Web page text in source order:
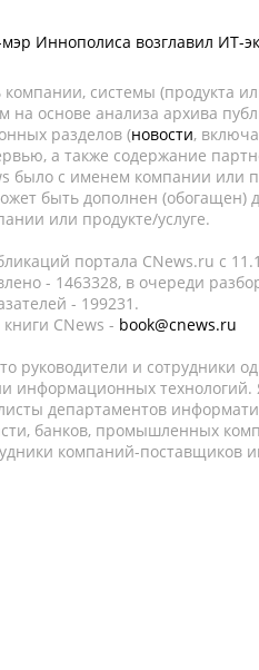
Иннополиса возглавил ИТ-
системы (продукта
на основе анализа архива
разделов (новости,
а также содержание
было с именем компании или
быть дополнен (обогащен)
или продукте/услуге.
портала CNews.ru c
- 1463328, в очереди
- 199231.
CNews - book@cnews.ru
руководители и сотрудники
информационных
департаментов
банков, промышленных
компаний-поставщиков